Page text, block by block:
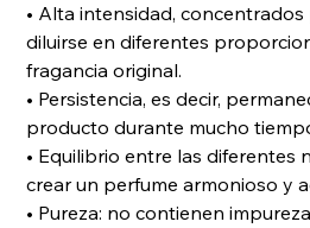
• Alta intensidad,
diluirse en diferentes
fragancia original.
• Persistencia, es decir,
producto durante mucho
• Equilibrio entre las diferentes
crear un perfume armonioso y
• Pureza: no contienen